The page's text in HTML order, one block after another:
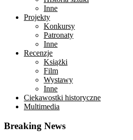
Inne
Projekty
Konkursy
Patronaty
Inne
Recenzje
Książki
Film
Wystawy
Inne
Ciekawostki historyczne
Multimedia
Breaking News